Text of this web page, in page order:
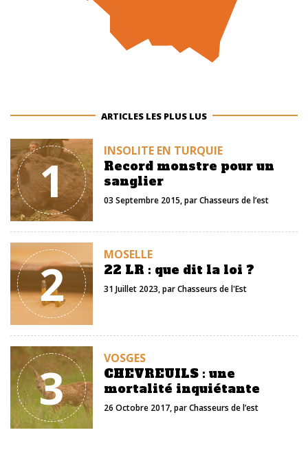
ARTICLES LES PLUS LUS
1 INSOLITE EN TURQUIE
Record monstre pour un
sanglier
03 Septembre 2015, parChasseurs de l’est
2 MOSELLE
22 LR : que dit la loi ?
31 Juillet 2023, parChasseurs de l'Est
3 VOSGES
CHEVREUILS : une
mortalité inquiétante
26 Octobre 2017, parChasseurs de l’est